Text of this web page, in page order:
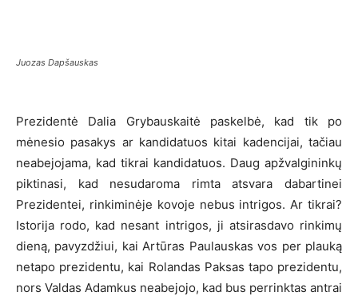
Juozas Dapšauskas
Prezidentė Dalia Grybauskaitė paskelbė, kad tik po
mėnesio pasakys ar kandidatuos kitai kadencijai, tačiau
neabejojama, kad tikrai kandidatuos. Daug apžvalgininkų
piktinasi, kad nesudaroma rimta atsvara dabartinei
Prezidentei, rinkiminėje kovoje nebus intrigos. Ar tikrai?
Istorija rodo, kad nesant intrigos, ji atsirasdavo rinkimų
dieną, pavyzdžiui, kai Artūras Paulauskas vos per plauką
netapo prezidentu, kai Rolandas Paksas tapo prezidentu,
nors Valdas Adamkus neabejojo, kad bus perrinktas antrai